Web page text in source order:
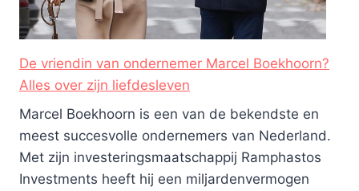
De vriendin van ondernemer Marcel Boekhoorn?
Alles over zijn liefdesleven
Marcel Boekhoorn is een van de bekendste en
meest succesvolle ondernemers van Nederland.
Met zijn investeringsmaatschappij Ramphastos
Investments heeft hij een miljardenvermogen